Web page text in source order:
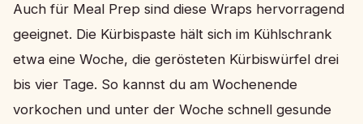
Auch für Meal Prep sind diese Wraps hervorragend
geeignet. Die Kürbispaste hält sich im Kühlschrank
etwa eine Woche, die gerösteten Kürbiswürfel drei
bis vier Tage. So kannst du am Wochenende
vorkochen und unter der Woche schnell gesunde